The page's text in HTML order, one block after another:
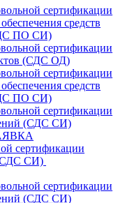
сертификации
средств
ПО СИ)
сертификации
(СДС ОД)
сертификации
средств
ПО СИ)
сертификации
(СДС СИ)
сертификации
(СДС СИ)
сертификации
(СДС СИ)